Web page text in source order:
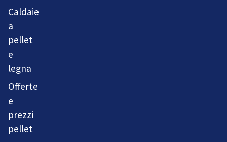
Caldaie
a
pellet
e
legna
Offerte
e
prezzi
pellet